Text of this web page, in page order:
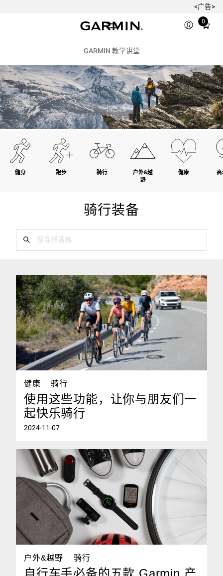
<广告>
0
Total
items
GARMIN 教学讲堂
健身 跑步 骑行
户外&越
野
健康
骑行装备
健康 骑行
使用这些功能，让你与朋友们一
起快乐骑行
2024-11-07
户外&越野 骑行
自行车手必备的五款 Garmin 产